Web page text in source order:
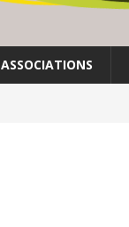
ASSOCIATIONS